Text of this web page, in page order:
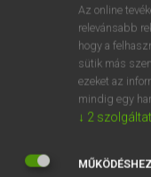
after-care
after-effect
after-hours
Az online
relevánsabb
hogy a
sütik más
ezeket az
mindig egy
↓ 2